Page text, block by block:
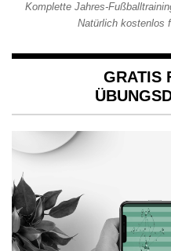
Komplette Jahres-
Natürlich kostenlos
GRATIS